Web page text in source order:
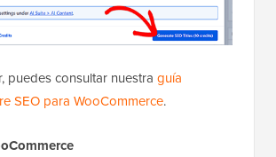
puedes consultar nuestra guía
SEO para WooCommerce.